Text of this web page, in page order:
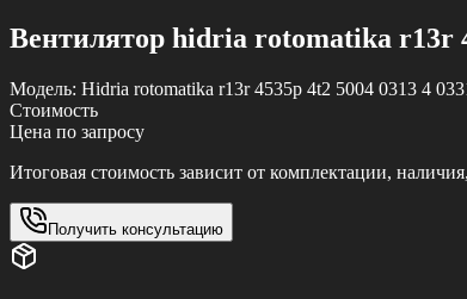
Вентилятор hidria rotomatika r13r
Модель: Hidria rotomatika r13r 4535p 4t2 5004 0313 4
Стоимость
Цена по запросу
Итоговая стоимость зависит от комплектации,
Получить консультацию